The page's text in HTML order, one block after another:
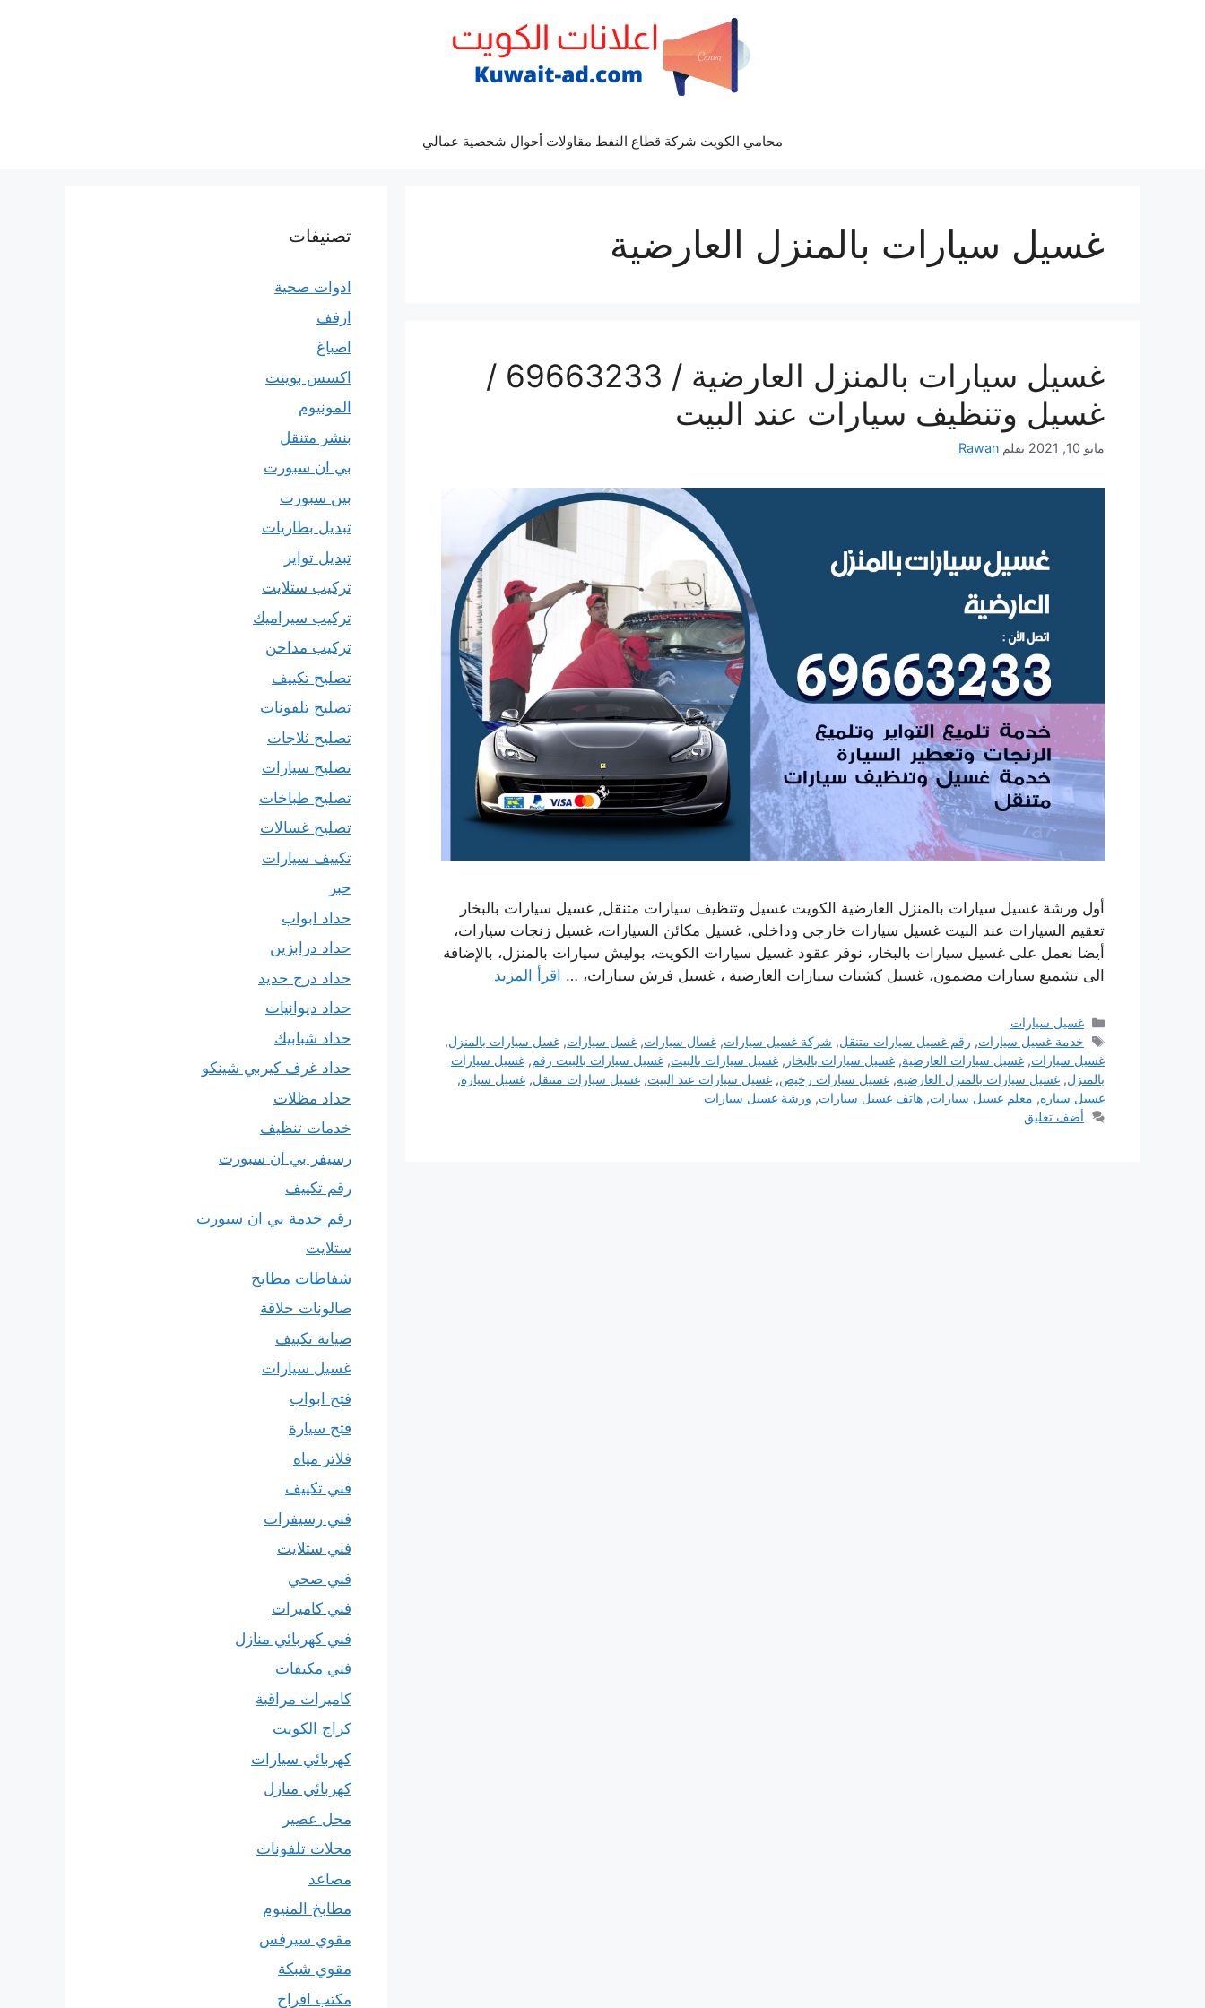
محامي الكويت شركة قطاع النفط مقاولات أحوال شخصية عمالي
غسيل سيارات بالمنزل العارضية
غسيل سيارات بالمنزل العارضية / 69663233 /
غسيل وتنظيف سيارات عند البيت
مايو 10, 2021 بقلم Rawan
أول ورشة غسيل سيارات بالمنزل العارضية الكويت غسيل وتنظيف سيارات متنقل, غسيل سيارات بالبخار
تعقيم السيارات عند البيت غسيل سيارات خارجي وداخلي، غسيل مكائن السيارات، غسيل زنجات سيارات،
أيضا نعمل على غسيل سيارات بالبخار، نوفر عقود غسيل سيارات الكويت، بوليش سيارات بالمنزل، بالإضافة
الى تشميع سيارات مضمون، غسيل كشنات سيارات العارضية ، غسيل فرش سيارات، … اقرأ المزيد
التصنيفات
غسيل سيارات
الوسوم
خدمة غسيل سيارات, رقم غسيل سيارات متنقل, شركة غسيل سيارات,غسال سيارات,غسل سيارات,غسل سيارات بالمنزل,
غسيل سيارات, غسيل سيارات العارضية, غسيل سيارات بالبخار , غسيل سيارات بالبيت, غسيل سيارات بالبيت رقم, غسيل سيارات
بالمنزل, غسيل سيارات بالمنزل العارضية, غسيل سيارات رخيص, غسيل سيارات عند البيت, غسيل سيارات متنقل, غسيل سيارة,
غسيل سياره, معلم غسيل سيارات, هاتف غسيل سيارات, ورشة غسيل سيارات
أضف تعليق
تصنيفات
ادوات صحية
ارفف
اصباغ
اكسس بوينت
المونيوم
بنشر متنقل
بي ان سبورت
بين سبورت
تبديل بطاريات
تبديل تواير
تركيب ستلايت
تركيب سيراميك
تركيب مداخن
تصليح تكييف
تصليح تلفونات
تصليح ثلاجات
تصليح سيارات
تصليح طباخات
تصليح غسالات
تكييف سيارات
حبر
حداد ابواب
حداد درابزين
حداد درج حديد
حداد ديوانيات
حداد شبابيك
حداد غرف كيربي شينكو
حداد مظلات
خدمات تنظيف
رسيفر بي ان سبورت
رقم تكييف
رقم خدمة بي ان سبورت
ستلايت
شفاطات مطابخ
صالونات حلاقة
صيانة تكييف
غسيل سيارات
فتح ابواب
فتح سيارة
فلاتر مياه
فني تكييف
فني رسيفرات
فني ستلايت
فني صحي
فني كاميرات
فني كهربائي منازل
فني مكيفات
كاميرات مراقبة
كراج الكويت
كهربائي سيارات
كهربائي منازل
محل عصير
محلات تلفونات
مصاعد
مطابخ المنيوم
مقوي سيرفس
مقوي شبكة
مكتب افراح